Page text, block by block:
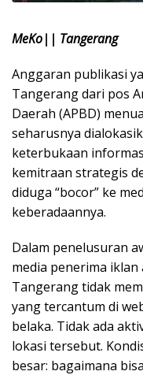
MeKo|| Tangerang
Anggaran publikasi
Tangerang dari pos
Daerah (APBD)
seharusnya
keterbukaan
kemitraan strategis
diduga “bocor” ke
keberadaannya.
Dalam penelusuran
media penerima iklan
Tangerang tidak
yang tercantum di
belaka. Tidak ada
lokasi tersebut.
besar: bagaimana